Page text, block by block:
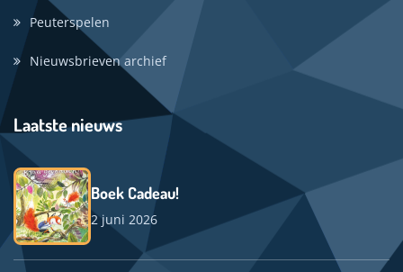
Peuterspelen
Nieuwsbrieven archief
Laatste nieuws
Boek Cadeau!
2 juni 2026